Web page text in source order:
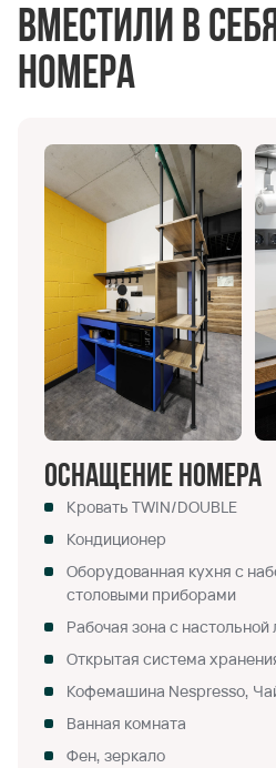
вместили в
номера
Оснащение номера
Кровать TWIN/DOUBLE
Кондиционер
Оборудованная кухня с
столовыми приборами
Рабочая зона с
Открытая система
Кофемашина Nespresso,
Ванная комната
Фен, зеркало